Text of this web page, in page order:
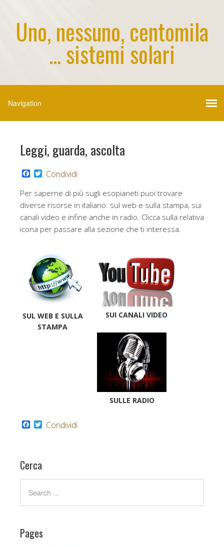
Uno, nessuno, centomila
... sistemi solari
Leggi, guarda, ascolta
F
c
b
o
o
k
i
t
t
e
r
Condividi
Per saperne di più sugli esopianeti puoi trovare
diverse risorse in italiano: sul web e sulla stampa, sui
canali video e infine anche in radio. Clicca sulla relativa
icona per passare alla sezione che ti interessa.
SUL WEB E SULLA
STAMPA
SUI CANALI VIDEO
SULLE RADIO
F
o
o
k
Condividi
Cerca
Pages